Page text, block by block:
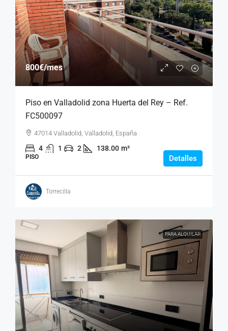
800€/mes
Piso en Valladolid zona Huerta del Rey – Ref.
FC500097
47014 Valladolid, Valladolid, España
4 1 2 138.00 m²
PISO Detalles
Torrecilla
PARA ALQUILAR